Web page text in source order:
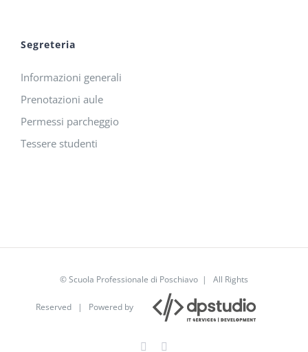
Segreteria
Informazioni generali
Prenotazioni aule
Permessi parcheggio
Tessere studenti
© Scuola Professionale di Poschiavo | All Rights
Reserved | Powered by
Facebook